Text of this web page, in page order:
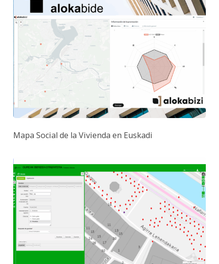
Mapa Social de la Vivienda en Euskadi